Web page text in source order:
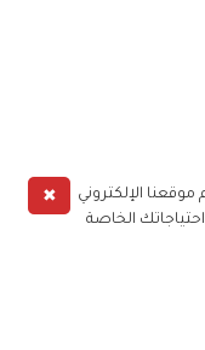
✖
الإلكتروني
الخاصة